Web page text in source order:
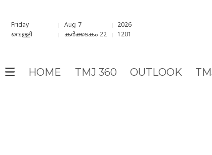
Friday Aug 7
2026
വെള്ളി
കർക്കടകം 22 1201
HOME TMJ 360 OUTLOOK